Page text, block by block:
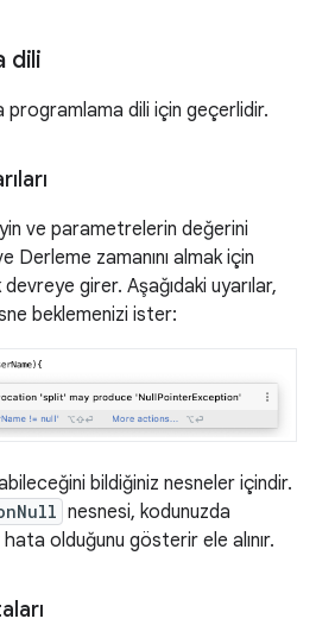
dili
programlama dili için geçerlidir.
ve parametrelerin değerini
Derleme zamanını almak için
girer. Aşağıdaki uyarılar,
beklemenizi ister:
bildiğiniz nesneler içindir.
nesnesi, kodunuzda
olduğunu gösterir ele alınır.